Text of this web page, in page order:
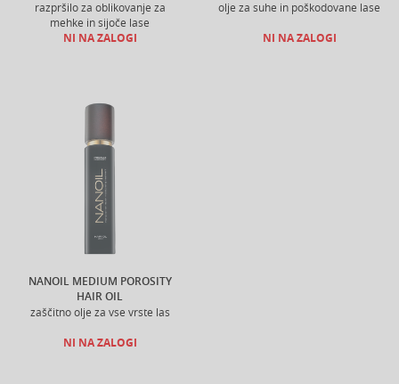
razpršilo za oblikovanje za
mehke in sijoče lase
NI NA ZALOGI
olje za suhe in poškodovane lase
NI NA ZALOGI
NANOIL MEDIUM POROSITY
HAIR OIL
zaščitno olje za vse vrste las
NI NA ZALOGI